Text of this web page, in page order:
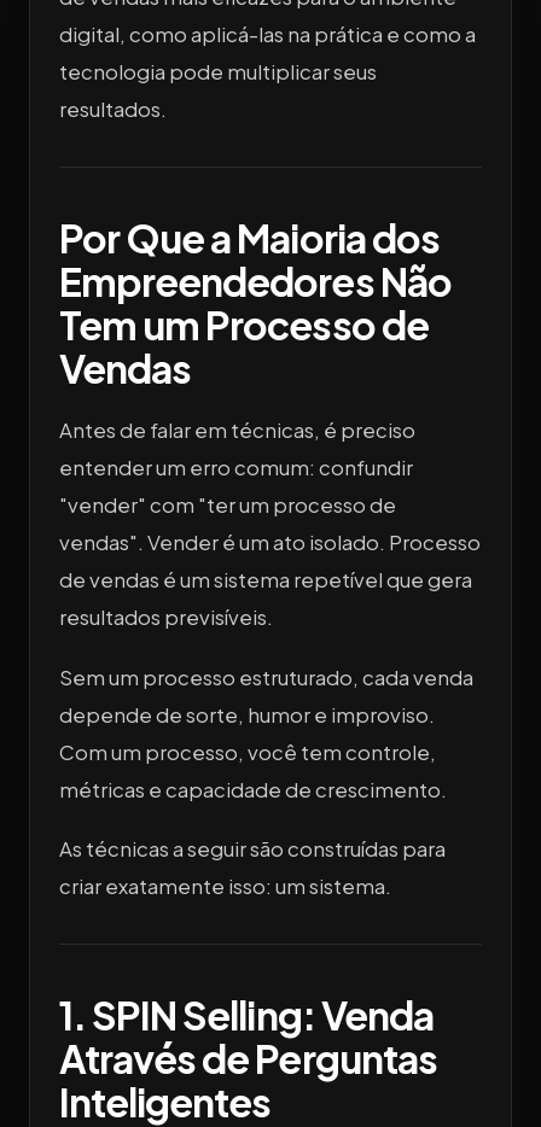
digital, como aplicá-las na prática e como a
tecnologia pode multiplicar seus
resultados.
Por Que a Maioria dos
Empreendedores Não
Tem um Processo de
Vendas
Antes de falar em técnicas, é preciso
entender um erro comum: confundir
"vender" com "ter um processo de
vendas". Vender é um ato isolado. Processo
de vendas é um sistema repetível que gera
resultados previsíveis.
Sem um processo estruturado, cada venda
depende de sorte, humor e improviso.
Com um processo, você tem controle,
métricas e capacidade de crescimento.
As técnicas a seguir são construídas para
criar exatamente isso: um sistema.
1. SPIN Selling: Venda
Através de Perguntas
Inteligentes